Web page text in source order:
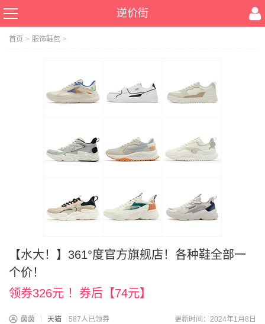
逆价街
首页 > 服饰鞋包 >
【水大！】361°度官方旗舰店！各种鞋全部一
个价！
领券326元 ！券后【74元】
茵茵 天猫 587人已领券 更新时间：2024年1月8日